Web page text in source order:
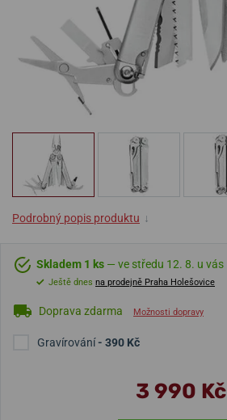
Podrobný popis produktu ↓
Skladem 1 ks — ve středu 12. 8. u vás
Ještě dnes na prodejně Praha Holešovice
Doprava zdarma Možnosti dopravy
Gravírování- 390 Kč
3 990 Kč